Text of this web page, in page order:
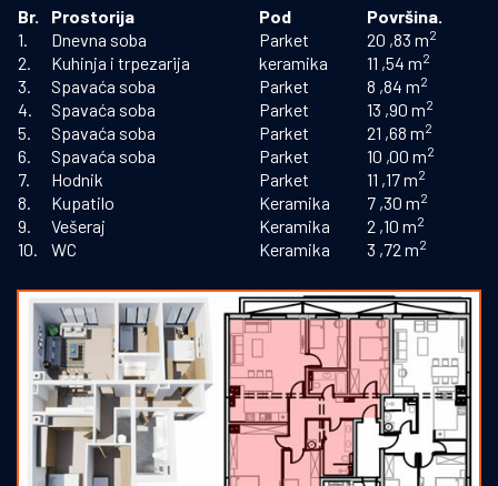
Br. Prostorija Pod
Površina.
1.
Dnevna soba Parket 20 ,83 m2
2. Kuhinja i trpezarija keramika 11 ,54 m2
3. Spavaća soba Parket 8 ,84 m2
4. Spavaća soba Parket 13 ,90 m2
5. Spavaća soba Parket 21 ,68 m2
6. Spavaća soba Parket 10 ,00 m2
7. Hodnik Parket 11 ,17 m2
8. Kupatilo Keramika 7 ,30 m2
9. Vešeraj Keramika 2 ,10 m2
10. WC Keramika 3 ,72 m2
VAŠE NOVO MJESTO ZA ŽIVOT
Trudimo se ostvariti profesionalnu i partnersku saradnju
te ispuniti vaša očekivanja. U svakom trenuktu spremni
smo realizovati svaki projekat bez obzira na njegovu
kompleksnost.
Navigacija